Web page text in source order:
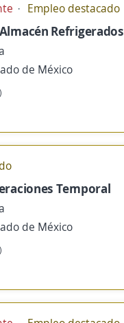
Empleo destacado
Refrigerados
de México
Temporal
de México